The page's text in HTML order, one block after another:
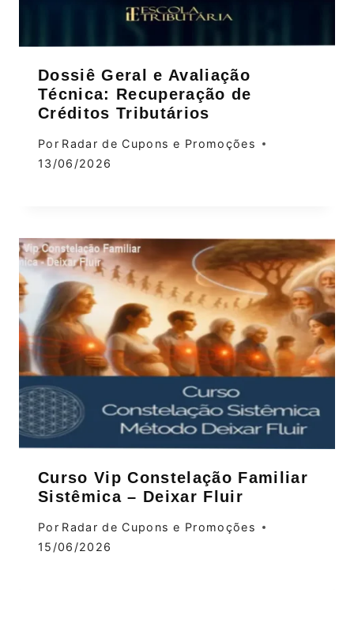
Dossiê Geral e Avaliação
Técnica: Recuperação de
Créditos Tributários
Por Radar de Cupons e Promoções
13/06/2026
Curso Vip Constelação Familiar
Sistêmica – Deixar Fluir
Por Radar de Cupons e Promoções
15/06/2026